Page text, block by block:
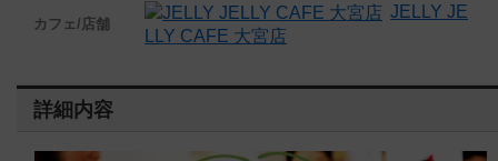
カフェ/店舗
JELLY JE
LLY CAFE 大宮店
詳細内容